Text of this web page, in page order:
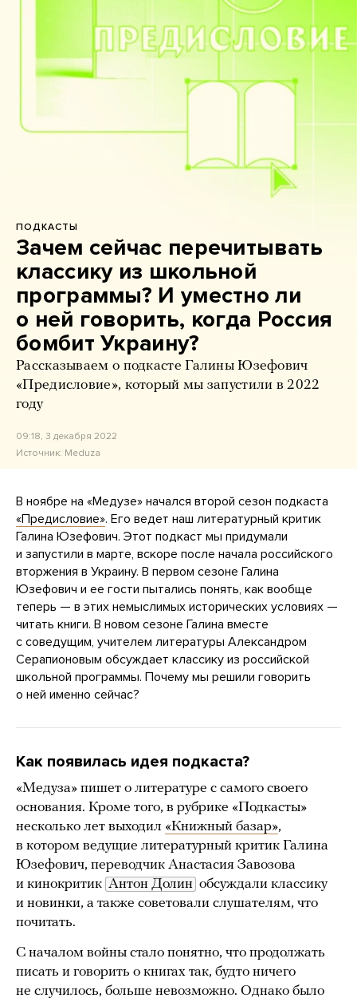
ПОДКАСТЫ
Зачем сейчас перечитывать
классику из школьной
программы? И уместно ли
о ней говорить, когда Россия
бомбит Украину?
Рассказываем о подкасте Галины Юзефович
«Предисловие», который мы запустили в 2022
году
09:18, 3 декабря 2022
Источник: Meduza
В ноябре на «Медузе» начался второй сезон подкаста
«Предисловие». Его ведет наш литературный критик
Галина Юзефович. Этот подкаст мы придумали
и запустили в марте, вскоре после начала российского
вторжения в Украину. В первом сезоне Галина
Юзефович и ее гости пытались понять, как вообще
теперь — в этих немыслимых исторических условиях —
читать книги. В новом сезоне Галина вместе
с соведущим, учителем литературы Александром
Серапионовым обсуждает классику из российской
школьной программы. Почему мы решили говорить
о ней именно сейчас?
Как появилась идея подкаста?
«Медуза» пишет о литературе с самого своего
основания. Кроме того, в рубрике «Подкасты»
несколько лет выходил «Книжный базар»,
в котором ведущие литературный критик Галина
Юзефович, переводчик Анастасия Завозова
и кинокритик Антон Долин обсуждали классику
и новинки, а также советовали слушателям, что
почитать.
С началом войны стало понятно, что продолжать
писать и говорить о книгах так, будто ничего
не случилось, больше невозможно. Однако было